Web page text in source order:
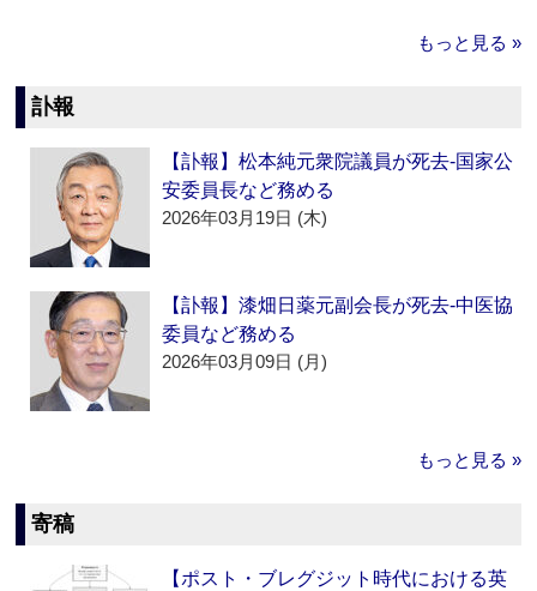
もっと見る »
訃報
【訃報】松本純元衆院議員が死去‐国家公
安委員長など務める
2026年03月19日 (木)
【訃報】漆畑日薬元副会長が死去‐中医協
委員など務める
2026年03月09日 (月)
もっと見る »
寄稿
【ポスト・ブレグジット時代における英